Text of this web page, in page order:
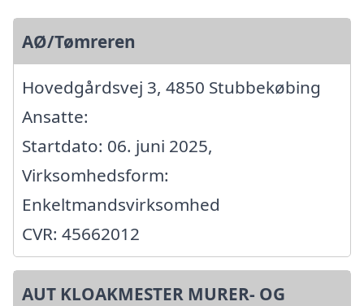
AØ/Tømreren
Hovedgårdsvej 3, 4850 Stubbekøbing
Ansatte:
Startdato: 06. juni 2025,
Virksomhedsform:
Enkeltmandsvirksomhed
CVR: 45662012
AUT KLOAKMESTER MURER- OG